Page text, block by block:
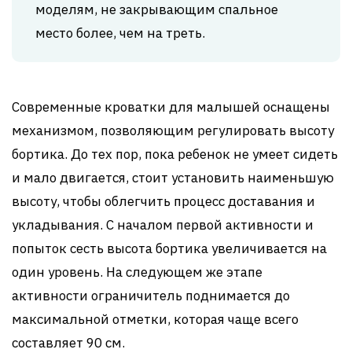
моделям, не закрывающим спальное
место более, чем на треть.
Современные кроватки для малышей оснащены
механизмом, позволяющим регулировать высоту
бортика. До тех пор, пока ребенок не умеет сидеть
и мало двигается, стоит установить наименьшую
высоту, чтобы облегчить процесс доставания и
укладывания. С началом первой активности и
попыток сесть высота бортика увеличивается на
один уровень. На следующем же этапе
активности ограничитель поднимается до
максимальной отметки, которая чаще всего
составляет 90 см.